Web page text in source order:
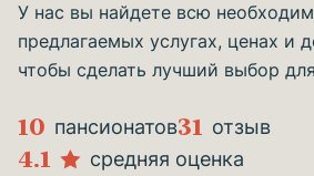
У нас вы найдете всю
предлагаемых услугах, ценах и
чтобы сделать лучший выбор
10 пансионатов31 отзыв
4.1 средняя оценка